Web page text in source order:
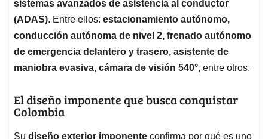
sistemas avanzados de asistencia al conductor
(ADAS). Entre ellos: estacionamiento autónomo,
conducción autónoma de nivel 2, frenado autónomo
de emergencia delantero y trasero, asistente de
maniobra evasiva, cámara de visión 540°, entre otros.
El diseño imponente que busca conquistar
Colombia
Su diseño exterior imponente confirma por qué es uno